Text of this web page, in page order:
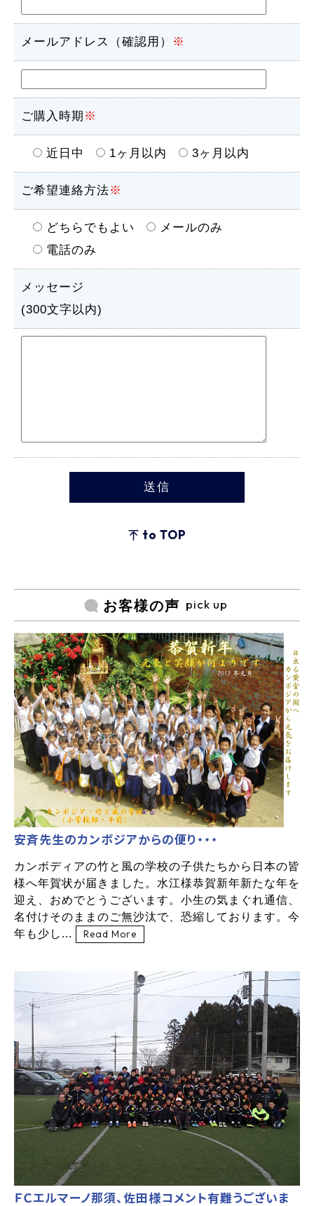
メールアドレス（確認用） ※
ご購入時期 ※
近日中 1ヶ月以内 3ヶ月以内
ご希望連絡方法※
どちらでもよい
メールのみ
電話のみ
メッセージ
(300文字以内)
to TOP
お客様の声 pick up
安斉先生のカンボジアからの便り・・・
カンボディアの竹と風の学校の子供たちから日本の皆
様へ年賀状が届きました。水江様恭賀新年新たな年を
迎え、おめでとうございます。小生の気まぐれ通信、
名付けそのままのご無沙汰で、恐縮しております。今
年も少し...
Read More
ＦＣエルマーノ那須、佐田様コメント有難うございま